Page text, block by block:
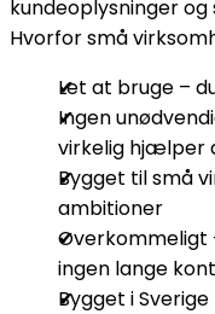
kundeoplysninger og
Hvorfor små
Let at bruge –
Ingen
virkelig hjælper
Bygget til små
ambitioner
Overkommeligt
ingen lange
Bygget i